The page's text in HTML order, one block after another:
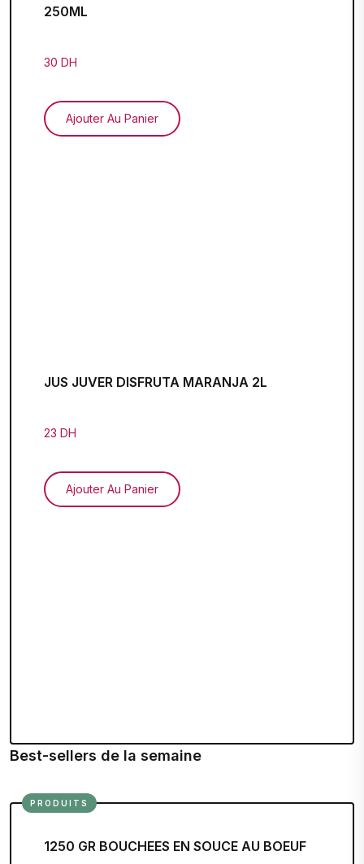
250ML
30 DH
Ajouter Au Panier
JUS JUVER DISFRUTA MARANJA 2L
23 DH
Ajouter Au Panier
Best-sellers de la semaine
PRODUITS
1250 GR BOUCHEES EN SOUCE AU BOEUF